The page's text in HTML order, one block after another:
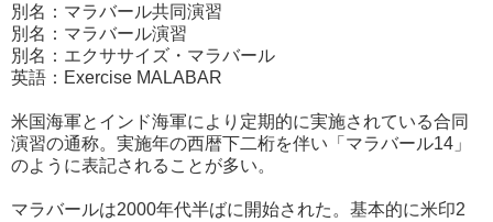
別名：マラバール共同演習
別名：マラバール演習
別名：エクササイズ・マラバール
英語：Exercise MALABAR
米国海軍とインド海軍により定期的に実施されている合同
演習の通称。実施年の西暦下二桁を伴い「マラバール14」
のように表記されることが多い。
マラバールは2000年代半ばに開始された。基本的に米印2